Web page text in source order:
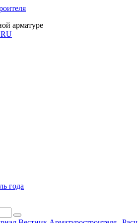
арматуре
года